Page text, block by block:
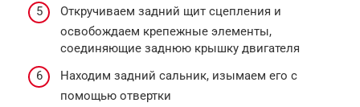
Откручиваем задний щит сцепления и
освобождаем крепежные элементы,
соединяющие заднюю крышку двигателя
Находим задний сальник, изымаем его с
помощью отвертки